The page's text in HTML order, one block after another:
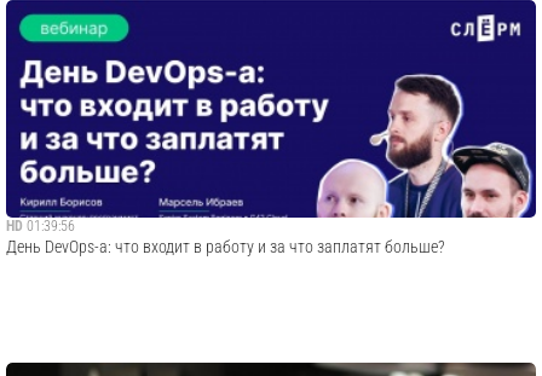
HD 01:39:56
День DevOps-а: что входит в работу и за что заплатят больше?